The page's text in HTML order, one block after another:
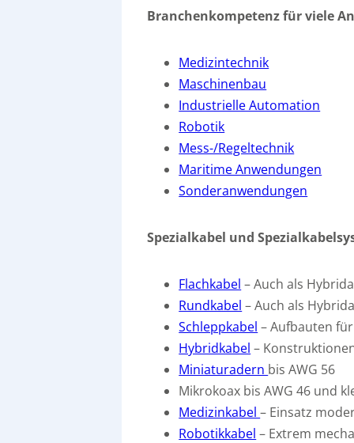
Branchenkompetenz für viele
Medizintechnik
Maschinenbau
Industrielle Automation
Robotik
Mess-/Regeltechnik
Maritime Anwendungen
Sonderanwendungen
Spezialkabel und
Flachkabel – Auch als
Rundkabel – Auch als
Schleppkabel – Aufbauten
Hybridkabel –
Miniaturadern bis AWG 56
Mikrokoax bis AWG 46 und
Medizinkabel– Einsatz
Robotikkabel – Extrem